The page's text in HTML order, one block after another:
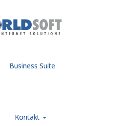
Business Suite
Kontakt